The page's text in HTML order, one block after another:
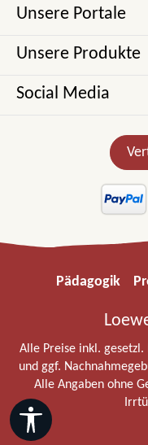
Unsere Portale
Unsere Produkte
Social Media
Pädagogik
Alle Preise inkl.
und ggf.
Alle Angaben ohne
Werkzeugleiste